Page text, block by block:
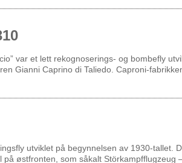
var et lett rekognoserings- og bombefly
Gianni Caprino di Taliedo. Caproni-
utviklet på begynnelsen av 1930-tallet.
på østfronten, som såkalt Störkampfflugzeug